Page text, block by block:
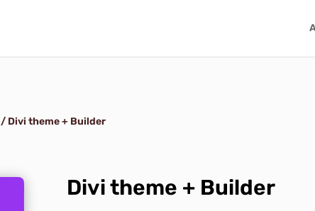
/ Divi theme + Builder
Divi theme + Builder